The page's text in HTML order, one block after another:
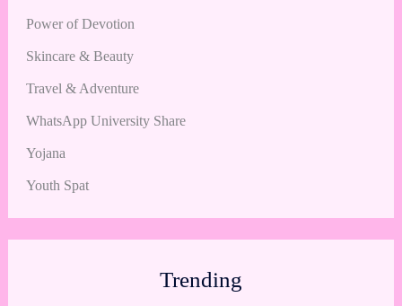
Power of Devotion
Skincare & Beauty
Travel & Adventure
WhatsApp University Share
Yojana
Youth Spat
Trending